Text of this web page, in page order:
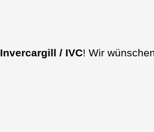
Invercargill / IVC! Wir